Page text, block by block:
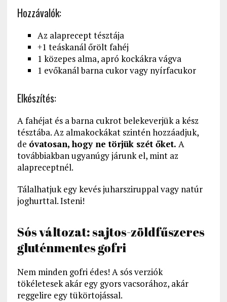
Hozzávalók:
Az alaprecept tésztája
+1 teáskanál őrölt fahéj
1 közepes alma, apró kockákra vágva
1 evőkanál barna cukor vagy nyírfacukor
Elkészítés:
A fahéjat és a barna cukrot belekeverjük a kész
tésztába. Az almakockákat szintén hozzáadjuk,
de óvatosan, hogy ne törjük szét őket. A
továbbiakban ugyanúgy járunk el, mint az
alapreceptnél.
Tálalhatjuk egy kevés juharsziruppal vagy natúr
joghurttal. Isteni!
Sós változat: sajtos-zöldfűszeres
gluténmentes gofri
Nem minden gofri édes! A sós verziók
tökéletesek akár egy gyors vacsorához, akár
reggelire egy tükörtojással.